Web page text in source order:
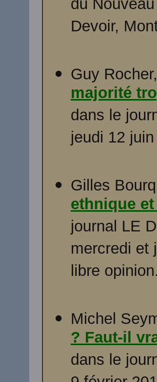
du
Devoir,
Guy
majorité
dans le
jeudi 12
Gilles
ethnique
journal LE
mercredi et
libre
Michel
? Faut-il
dans le